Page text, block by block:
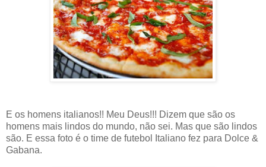
E os homens italianos!! Meu Deus!!! Dizem que são os
homens mais lindos do mundo, não sei. Mas que são lindos
são. E essa foto é o time de futebol Italiano fez para Dolce &
Gabana.